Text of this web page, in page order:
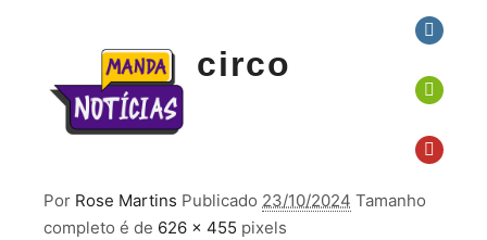
circo
Por Rose Martins Publicado 23/10/2024 Tamanho
completo é de 626 × 455 pixels